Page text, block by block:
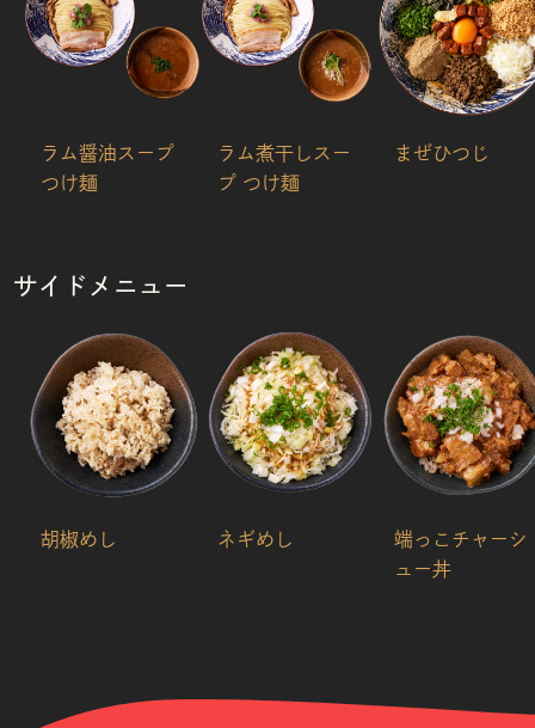
ラム醤油スープ
つけ麺
ラム煮干しスー
プ つけ麺
まぜひつじ
サイドメニュー
胡椒めし ネギめし
端っこチャーシ
ュー丼